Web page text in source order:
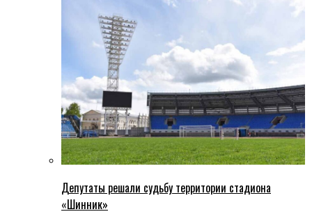
Депутаты решали судьбу территории стадиона
«Шинник»